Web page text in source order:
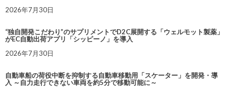
2026年7月30日
“独自開発こだわり”のサプリメントでD2C展開する「ウェルモット製薬」
がEC自動出荷アプリ「シッピーノ」を導入
2026年7月30日
自動車船の荷役中断を抑制する自動車移動用「スケーター」を開発・導
入 ～自力走行できない車両を約5分で移動可能に～